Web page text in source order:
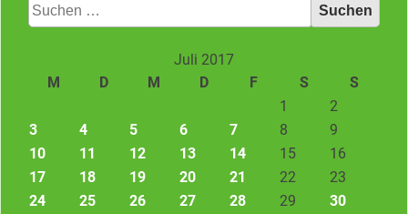
Suchen
nach:
Juli 2017
M
D M D F S
S
1
2
3
4 5 6 7 8
9
10
11 12 13 14 15
16
17
18 19 20 21 22
23
24
25 26 27 28 29
30